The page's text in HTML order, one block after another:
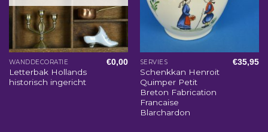
WANDDECORATIE
Letterbak Hollands
historisch ingericht
€0,00 SERVIES
Schenkkan Henroit
Quimper Petit
Breton Fabrication
Francaise
Blarchardon
€35,95